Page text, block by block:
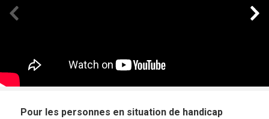
Panneau précédent
Pour les personnes en situation de handicap